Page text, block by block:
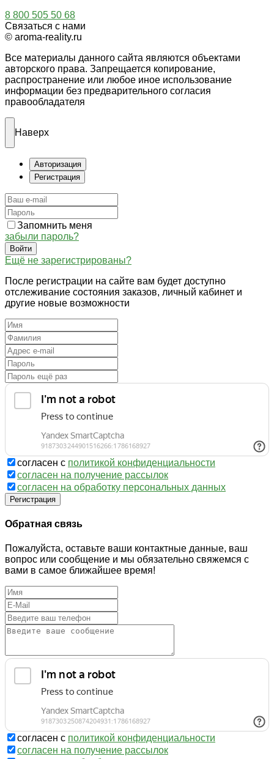
8 800 505 50 68
Связаться с нами
© aroma-reality.ru
Все материалы данного сайта являются объектами
авторского права. Запрещается копирование,
распространение или любое иное использование
информации без предварительного согласия
правообладателя
Наверх
Авторизация
Регистрация
Запомнить меня
забыли пароль?
Войти
Ещё не зарегистрированы?
После регистрации на сайте вам будет доступно
отслеживание состояния заказов, личный кабинет и
другие новые возможности
согласен с политикой конфиденциальности
согласен на получение рассылок
согласен на обработку персональных данных
Регистрация
Обратная связь
Пожалуйста, оставьте ваши контактные данные, ваш
вопрос или сообщение и мы обязательно свяжемся с
вами в самое ближайшее время!
согласен с политикой конфиденциальности
согласен на получение рассылок